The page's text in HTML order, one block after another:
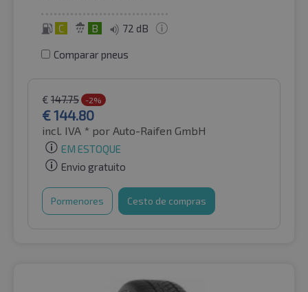
C B 72 dB
Comparar pneus
€ 147.75 -2%
€144.80
incl. IVA * por Auto-Raifen GmbH
EM ESTOQUE
Envio gratuito
Pormenores Cesto de compras